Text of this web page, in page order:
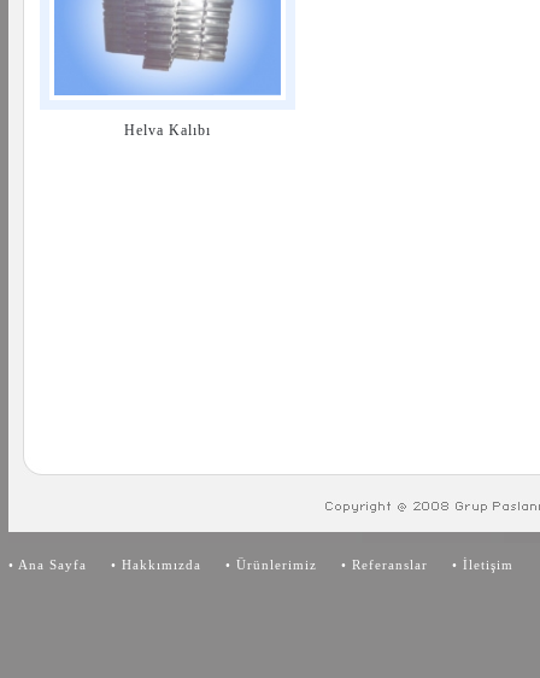
Helva Kalıbı
• Ana Sayfa • Hakkımızda • Ürünlerimiz • Referanslar • İletişim